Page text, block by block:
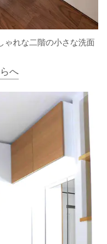
ゃれな二階の小さな洗面
へ